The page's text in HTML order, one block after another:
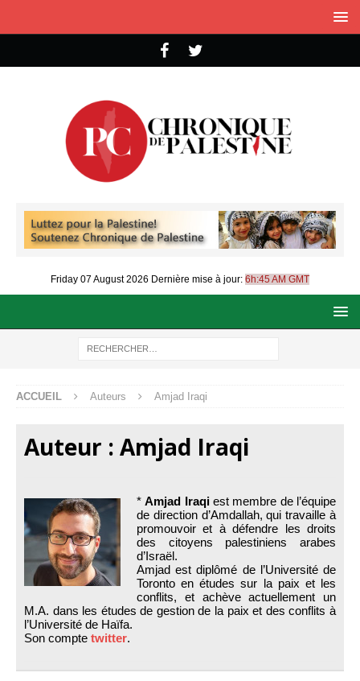
Friday 07 August 2026 Dernière mise à jour: 6h:45 AM GMT
ACCUEIL Auteurs Amjad Iraqi
Auteur : Amjad Iraqi
*Amjad Iraqiest membre de l’équipe
de direction d’Amdallah, qui travaille à
promouvoir et à défendre les droits
des citoyens palestiniens arabes
d’Israël.
Amjad est diplômé de l’Université de
Toronto en études sur la paix et les
conflits, et achève actuellement un
M.A. dans les études de gestion de la paix et des conflits à
l’Université de Haïfa.
Son compte twitter.